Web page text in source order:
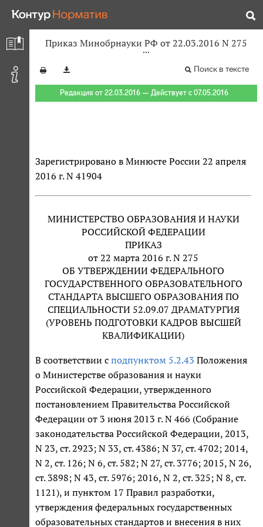
Приказ Минобрнауки РФ от 22.03.2016 N 275
Поиск в тексте
Редакция от 22.03.2016 — Действует с 07.05.2016
Зарегистрировано в Минюсте России 22 апреля
2016 г. N 41904
МИНИСТЕРСТВО ОБРАЗОВАНИЯ И НАУКИ
РОССИЙСКОЙ ФЕДЕРАЦИИ
ПРИКАЗ
от 22 марта 2016 г. N 275
ОБ УТВЕРЖДЕНИИ ФЕДЕРАЛЬНОГО
ГОСУДАРСТВЕННОГО ОБРАЗОВАТЕЛЬНОГО
СТАНДАРТА ВЫСШЕГО ОБРАЗОВАНИЯ ПО
СПЕЦИАЛЬНОСТИ 52.09.07 ДРАМАТУРГИЯ
(УРОВЕНЬ ПОДГОТОВКИ КАДРОВ ВЫСШЕЙ
КВАЛИФИКАЦИИ)
В соответствии с подпунктом 5.2.43 Положения
о Министерстве образования и науки
Российской Федерации, утвержденного
постановлением Правительства Российской
Федерации от 3 июня 2013 г. N 466 (Собрание
законодательства Российской Федерации, 2013,
N 23, ст. 2923; N 33, ст. 4386; N 37, ст. 4702; 2014,
N 2, ст. 126; N 6, ст. 582; N 27, ст. 3776; 2015, N 26,
ст. 3898; N 43, ст. 5976; 2016, N 2, ст. 325; N 8, ст.
1121), и пунктом 17 Правил разработки,
утверждения федеральных государственных
образовательных стандартов и внесения в них